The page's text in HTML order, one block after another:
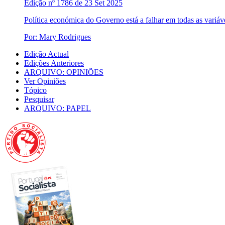
Edição nº 1786 de 23 Set 2025
Política económica do Governo está a falhar em todas as
Por: Mary Rodrigues
Edição Actual
Edições Anteriores
ARQUIVO: OPINIÕES
Ver Opiniões
Tópico
Pesquisar
ARQUIVO: PAPEL